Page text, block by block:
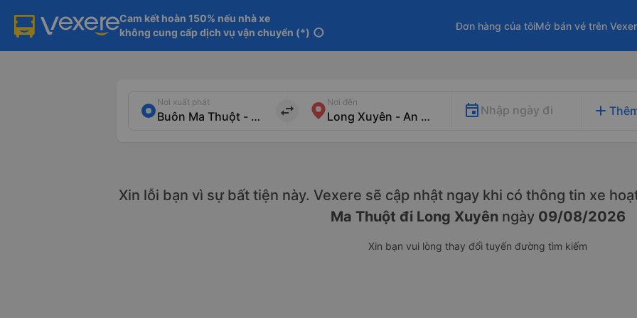
Cam kết hoàn 150% nếu nhà xe
không cung cấp dịch vụ vận chuyển (*) info
Đơn hàng của tôiMở bán vé trên
Nơi xuất phát
import_export
Nơi đến
Nhập ngày đi add
Xin lỗi bạn vì sự bất tiện này. Vexere sẽ cập nhật ngay khi có thông tin xe
Ma Thuột đi Long Xuyên ngày 09/08/2026
Xin bạn vui lòng thay đổi tuyến đường tìm kiếm